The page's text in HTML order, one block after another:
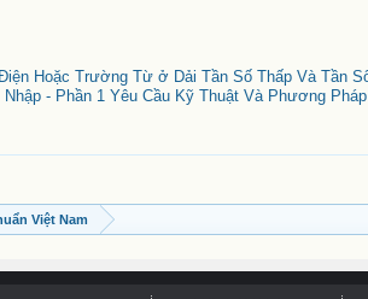
Hoặc Trường Từ ở Dải Tần Số Thấp Và Tần
Nhập - Phần 1 Yêu Cầu Kỹ Thuật Và Phương
Việt Nam